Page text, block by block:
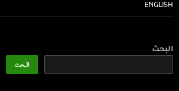
ENGLISH
البحث
البحث